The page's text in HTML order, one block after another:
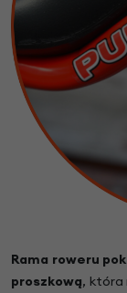
Rama roweru
proszkową, która